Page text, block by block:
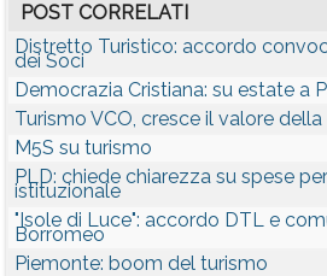
POST CORRELATI
Distretto Turistico: accordo
dei Soci
Democrazia Cristiana: su estate a
Turismo VCO, cresce il valore
M5S su turismo
PLD: chiede chiarezza su spese
istituzionale
"Isole di Luce": accordo DTL e
Borromeo
Piemonte: boom del turismo